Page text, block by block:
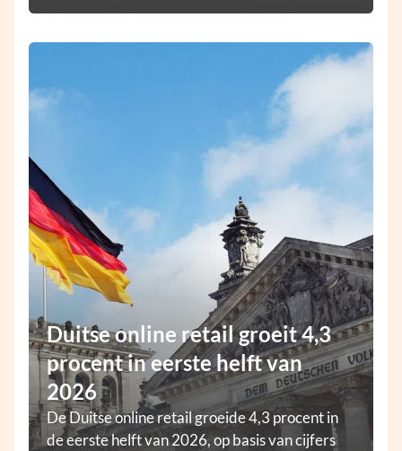
Duitse online retail groeit 4,3
procent in eerste helft van
2026
De Duitse online retail groeide 4,3 procent in
de eerste helft van 2026, op basis van cijfers